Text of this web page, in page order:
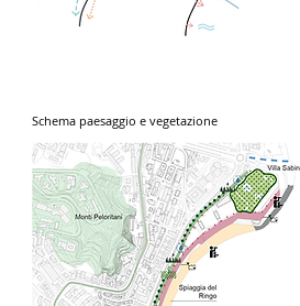
Schema paesaggio e vegetazione